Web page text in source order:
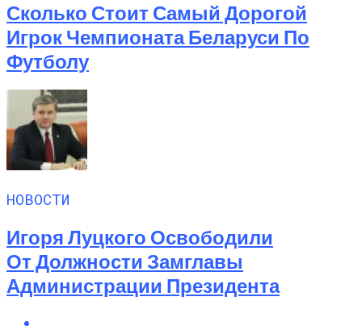
Сколько Стоит Самый Дорогой
Игрок Чемпионата Беларуси По
Футболу
НОВОСТИ
Игоря Луцкого Освободили
От Должности Замглавы
Администрации Президента